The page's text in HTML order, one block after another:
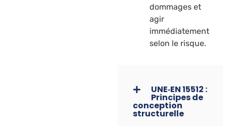
dommages et
agir
immédiatement
selon le risque.
UNE‑EN 15512 :
Principes de
conception
structurelle